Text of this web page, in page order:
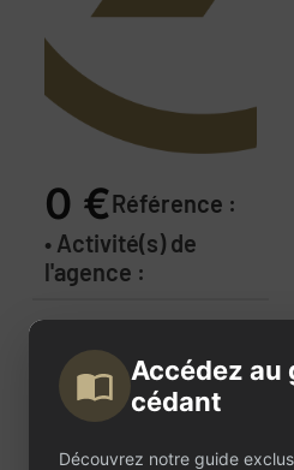
0 €Référence :
• Activité(s) de
l'agence :
Description
de
l'annonce
Accédez au
cédant
Découvrez notre guide